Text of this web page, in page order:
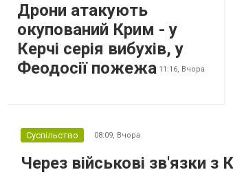
Дрони атакують
окупований Крим - у
Керчі серія вибухів, у
Феодосії пожежа 11:16, Вчора
Суспільство 08:09, Вчора
Через військові зв'язки